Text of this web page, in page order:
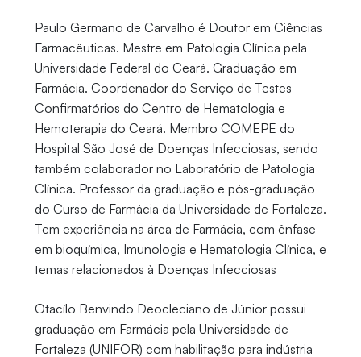
Paulo Germano de Carvalho é Doutor em Ciências
Farmacêuticas. Mestre em Patologia Clínica pela
Universidade Federal do Ceará. Graduação em
Farmácia. Coordenador do Serviço de Testes
Confirmatórios do Centro de Hematologia e
Hemoterapia do Ceará. Membro COMEPE do
Hospital São José de Doenças Infecciosas, sendo
também colaborador no Laboratório de Patologia
Clínica. Professor da graduação e pós-graduação
do Curso de Farmácia da Universidade de Fortaleza.
Tem experiência na área de Farmácia, com ênfase
em bioquímica, Imunologia e Hematologia Clínica, e
temas relacionados à Doenças Infecciosas
Otacílo Benvindo Deocleciano de Júnior possui
graduação em Farmácia pela Universidade de
Fortaleza (UNIFOR) com habilitação para indústria